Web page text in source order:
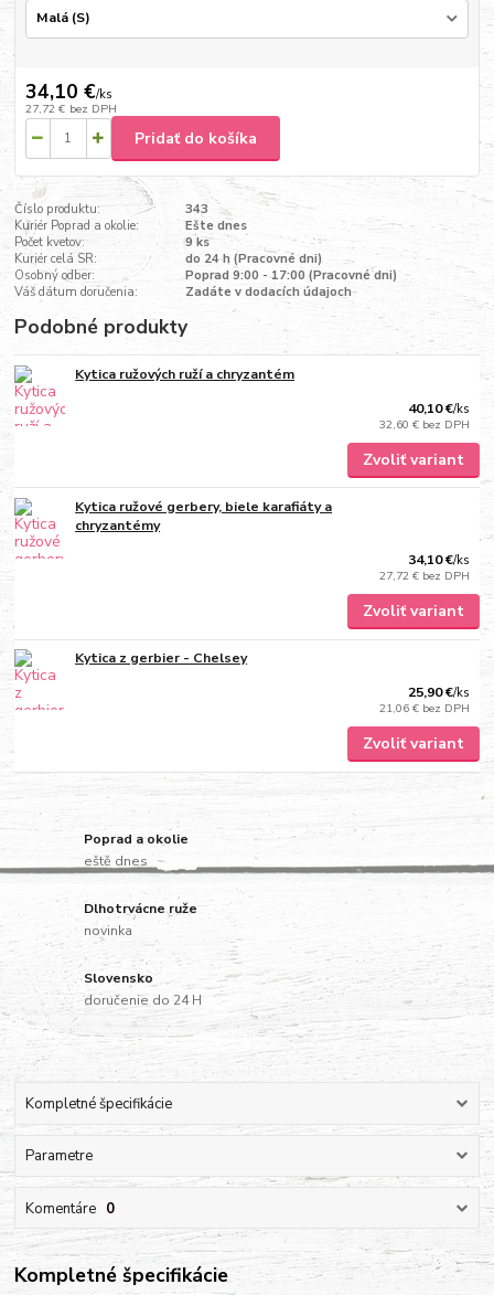
34,10 €/ks
27,72 € bez DPH
Pridať do košíka
Číslo produktu:
343
Kuriér Poprad a okolie:
Ešte dnes
Počet kvetov:
9 ks
Kuriér celá SR:
do 24 h (Pracovné dni)
Osobný odber:
Poprad 9:00 - 17:00 (Pracovné dni)
Váš dátum doručenia:
Zadáte v dodacích údajoch
Podobné produkty
Kytica ružových ruží a chryzantém
40,10 €/ks
32,60 € bez DPH
Zvoliť variant
Kytica ružové gerbery, biele karafiáty a
chryzantémy
34,10 €/ks
27,72 € bez DPH
Zvoliť variant
Kytica z gerbier - Chelsey
25,90 €/ks
21,06 € bez DPH
Zvoliť variant
Poprad a okolie
eště dnes
Dlhotrvácne ruže
novinka
Slovensko
doručenie do 24 H
Kompletné špecifikácie
Parametre
Komentáre 0
Kompletné špecifikácie